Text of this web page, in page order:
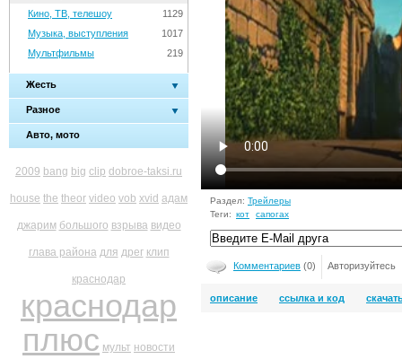
1129
Кино, ТВ, телешоу
1017
Музыка, выступления
219
Мультфильмы
Жесть
Разное
Авто, мото
2009 bang big clip dobroe-taksi.ru
house the theor video vob xvid адам
джарим большого взрыва видео
глава района для дрег клип
краснодар
краснодар
плюс мульт новости
Раздел: Трейлеры
Теги: кот сапогах
Комментариев (0) Авторизуйтесь
описание ссылка и код